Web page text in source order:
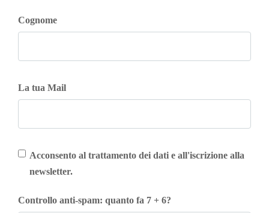
Cognome
La tua Mail
Acconsento al trattamento dei dati e all'iscrizione alla
newsletter.
Controllo anti-spam: quanto fa 7 + 6?